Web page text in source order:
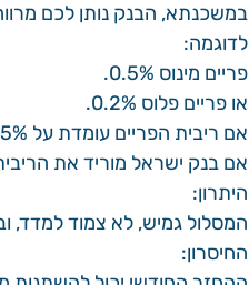
במשכנתא, הבנק נותן לכם
לדוגמה:
פריים מינוס 0.5%.
או פריים פלוס 0.2%.
אם ריבית הפריים עומדת על 5.5%, ואתם במסלול פריים מינוס 0.5%, הריבית שלכם בפועל היא 5%.
אם בנק ישראל מוריד את הריבית ב־0.25%, גם הפריים יורד ב־0.25%, והריבית שלכם
היתרון:
המסלול גמיש, לא צמוד למדד,
החיסרון: